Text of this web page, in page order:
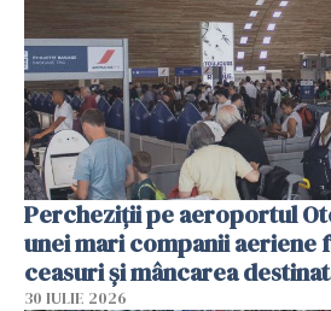
Percheziții pe aeroportul
unei mari companii aeriene
ceasuri și mâncarea
30 IULIE 2026